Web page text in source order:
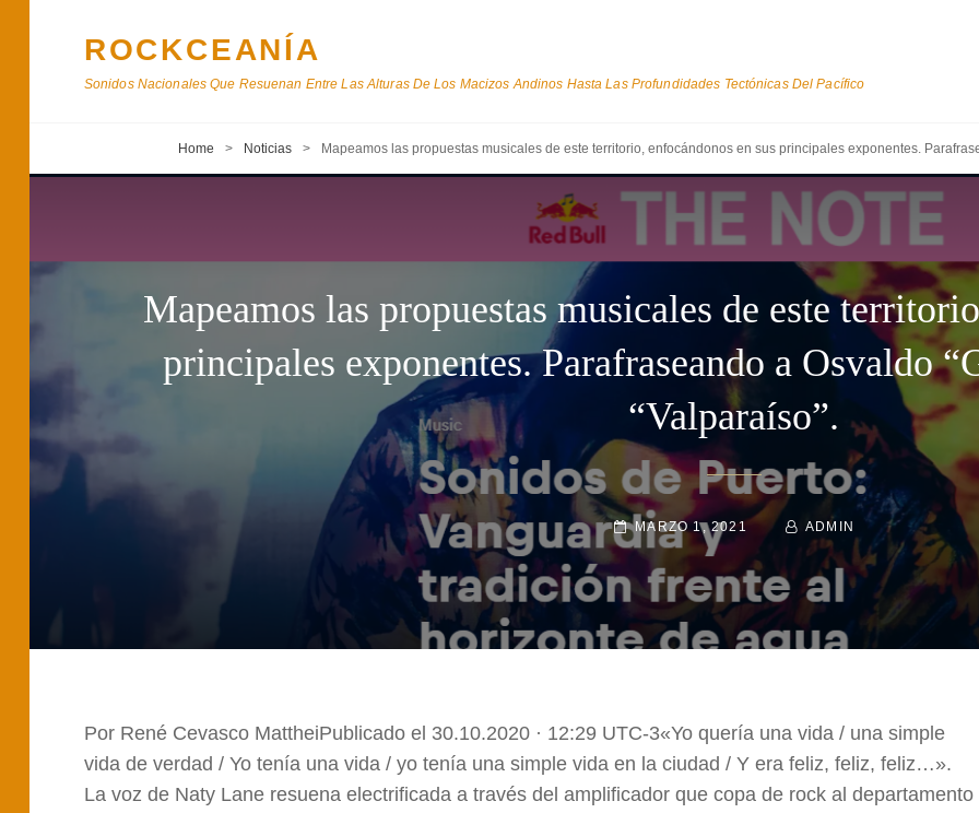
ROCKCEANÍA
Sonidos Nacionales Que Resuenan Entre Las Alturas De Los Macizos Andinos Hasta Las Profundidades Tectónicas Del Pacífico
Home > Noticias > Mapeamos las propuestas musicales de este territorio, enfocándonos en sus principales exponentes.
Mapeamos las propuestas musicales de este
principales exponentes. Parafraseando a Osvaldo
“Valparaíso”.
POSTED-
ON
MARZO 1, 2021
BY
LINE
BYLINE
ADMIN
Por René Cevasco MattheiPublicado el 30.10.2020 · 12:29 UTC-3«Yo quería una vida / una simple
vida de verdad / Yo tenía una vida / yo tenía una simple vida en la ciudad / Y era feliz, feliz, feliz…».
La voz de Naty Lane resuena electrificada a través del amplificador que copa de rock al departamento